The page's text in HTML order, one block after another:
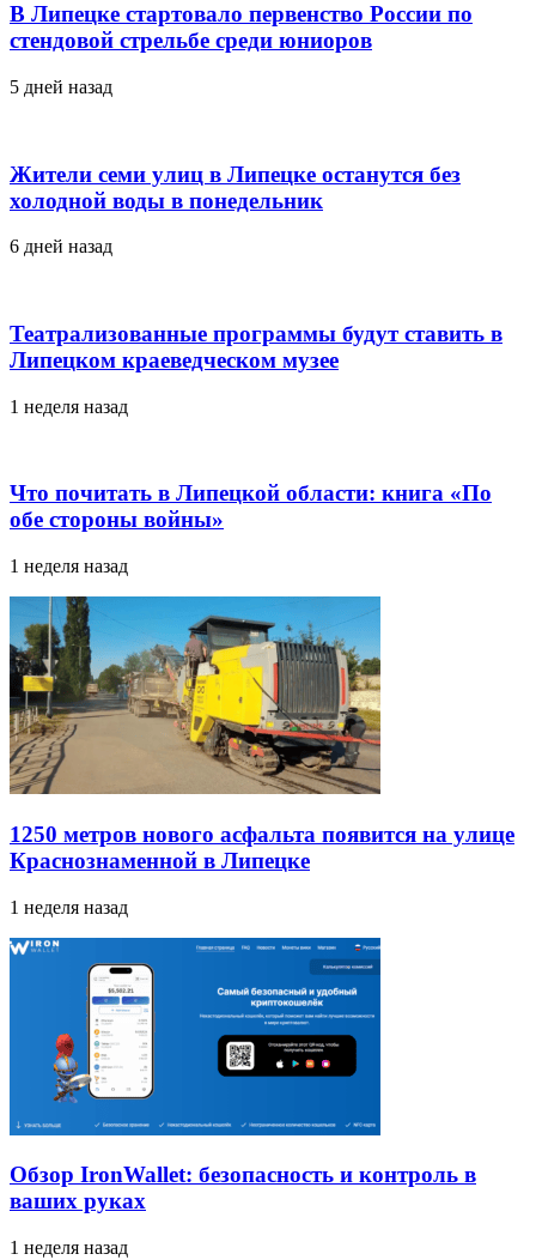
В Липецке стартовало первенство России по
стендовой стрельбе среди юниоров
5 дней назад
Жители семи улиц в Липецке останутся без
холодной воды в понедельник
6 дней назад
Театрализованные программы будут ставить в
Липецком краеведческом музее
1 неделя назад
Что почитать в Липецкой области: книга «По
обе стороны войны»
1 неделя назад
1250 метров нового асфальта появится на улице
Краснознаменной в Липецке
1 неделя назад
Обзор IronWallet: безопасность и контроль в
ваших руках
1 неделя назад